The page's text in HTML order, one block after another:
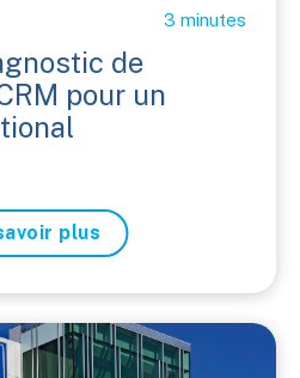
3 minutes
de
pour un
plus